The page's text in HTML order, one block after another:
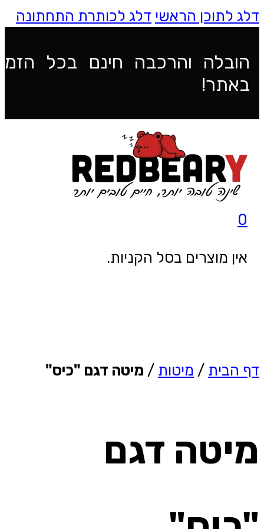
דלג לתוכן הראשי דלג לכותרת התחתונה
הובלה והרכבה חינם בכל
באתר!
0
אין מוצרים בסל הקניות.
דף הבית / מיטות / מיטה דגם "כיס"
מיטה דגם